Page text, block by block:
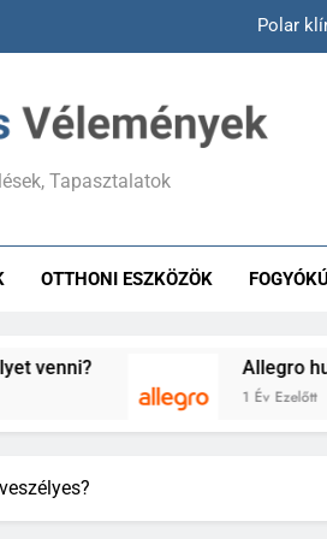
Hepacontur vélemények –
Answear
Tapasztalatok
OTTHONI ESZKÖZÖK
Allegro hu
1 Év Ezelőtt